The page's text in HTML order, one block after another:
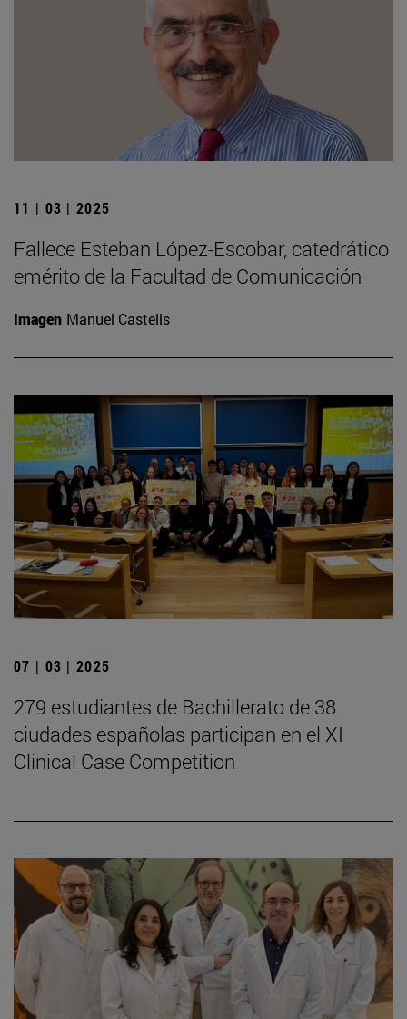
11 | 03 | 2025
Fallece Esteban López-Escobar, catedrático
emérito de la Facultad de Comunicación
Imagen Manuel Castells
07 | 03 | 2025
279 estudiantes de Bachillerato de 38
ciudades españolas participan en el XI
Clinical Case Competition